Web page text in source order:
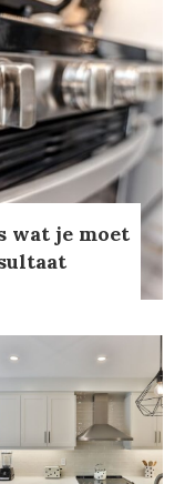
wat je moet